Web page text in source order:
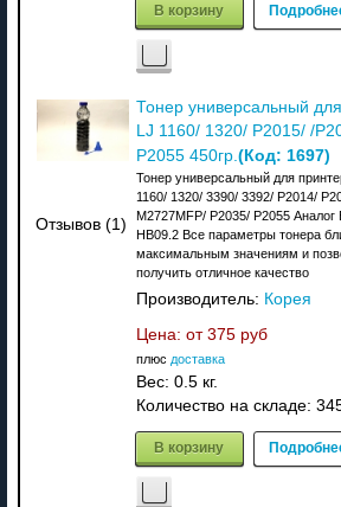
В корзину
Отзывов (1)
Тонер универсальный
LJ 1160/ 1320/ P2015/ /
P2055 450гр.(Код: 1697)
Тонер универсальный для
1160/ 1320/ 3390/ 3392/ P2014/
M2727MFP/ P2035/ P2055 Аналог
HB09.2 Все параметры тонера
максимальным значениям и
получить отличное качество
Производитель: Корея
Цена: от 375 руб
плюс доставка
Вес: 0.5 кг.
Количество на складе:
В корзину